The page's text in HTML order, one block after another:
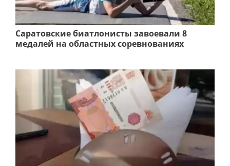
Саратовские биатлонисты завоевали 8
медалей на областных соревнованиях